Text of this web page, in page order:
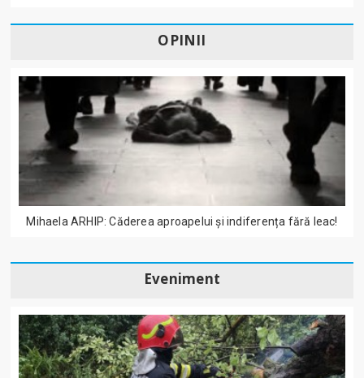
OPINII
Mihaela ARHIP: Căderea aproapelui și indiferența fără leac!
Eveniment